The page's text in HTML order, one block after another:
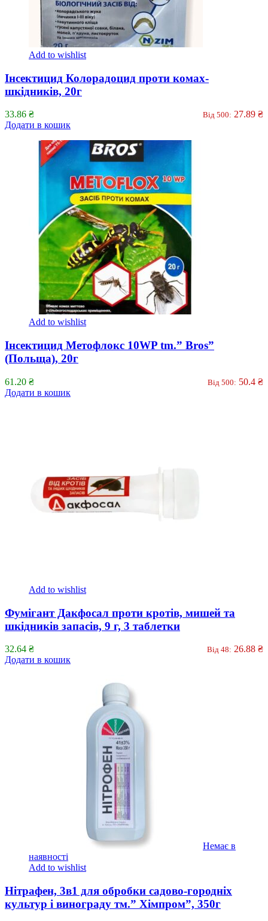
Add to wishlist
Інсектицид Колорадоцид проти комах-
шкідників, 20г
33.86 ₴ Від 500: 27.89 ₴
Додати в кошик
Add to wishlist
Інсектицид Метофлокс 10WP tm.” Bros”
(Польща), 20г
61.20 ₴ Від 500: 50.4 ₴
Додати в кошик
Add to wishlist
Фумігант Дакфосал проти кротів, мишей та
шкідників запасів, 9 г, 3 таблетки
32.64 ₴ Від 48: 26.88 ₴
Додати в кошик
Немає в
наявності
Add to wishlist
Нітрафен, 3в1 для обробки садово-городніх
культур і винограду тм.” Хімпром”, 350г